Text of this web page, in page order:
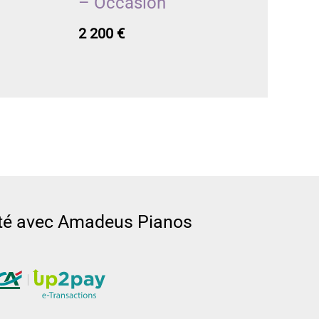
2 200 €
avec Amadeus Pianos